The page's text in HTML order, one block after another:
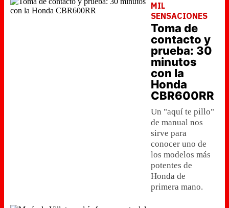
MIL
SENSACIONES
Toma de
contacto y
prueba: 30
minutos
con la
Honda
CBR600RR
Un "aquí te pillo"
de manual nos
sirve para
conocer uno de
los modelos más
potentes de
Honda de
primera mano.